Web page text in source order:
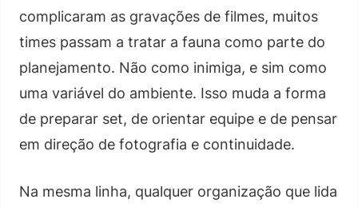
complicaram as gravações de filmes, muitos
times passam a tratar a fauna como parte do
planejamento. Não como inimiga, e sim como
uma variável do ambiente. Isso muda a forma
de preparar set, de orientar equipe e de pensar
em direção de fotografia e continuidade.
Na mesma linha, qualquer organização que lida